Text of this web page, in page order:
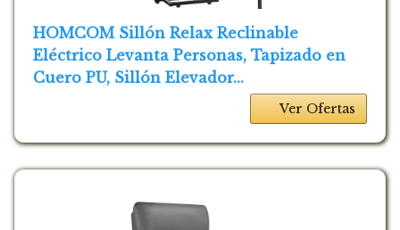
HOMCOM Sillón Relax Reclinable
Eléctrico Levanta Personas, Tapizado en
Cuero PU, Sillón Elevador...
Ver Ofertas